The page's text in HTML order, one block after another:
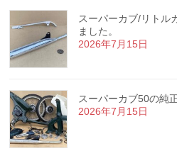
スーパーカブ/リトル
ました。
2026年7月15日
スーパーカブ50の純
2026年7月15日